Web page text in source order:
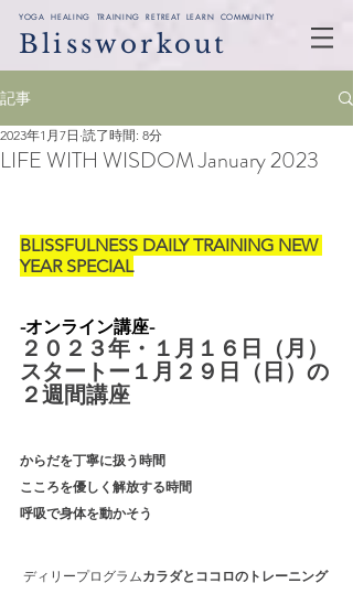
YOGA HEALING TRAINING RETREAT LEARN COMMUNITY
Blissworkout
記事
LIFE WITH WISDOM January 2023
2023年1月7日 読了時間: 8分
BLISSFULNESS DAILY TRAINING NEW
YEAR SPECIAL
-オンライン講座-
２０２３年・１月１６日（月）
スタートー１月２９日（日）の
２週間講座
からだを丁寧に扱う時間
こころを優しく解放する時間
呼吸で身体を動かそう
ディリープログラムカラダとココロのトレーニング